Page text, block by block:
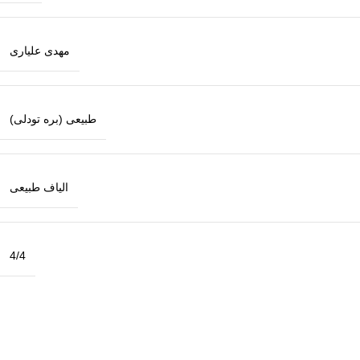
مهدی علیاری
طبیعی (بره تودلی)
الیاف طبیعی
4/4